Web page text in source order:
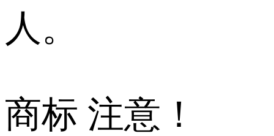
人。
商标 注意！